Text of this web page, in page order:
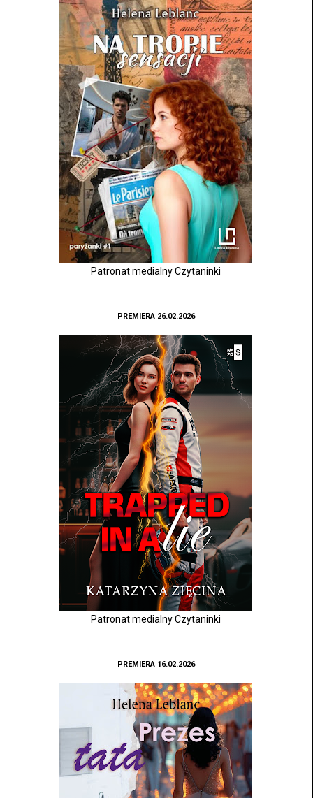
Patronat medialny Czytaninki
PREMIERA 26.02.2026
Patronat medialny Czytaninki
PREMIERA 16.02.2026